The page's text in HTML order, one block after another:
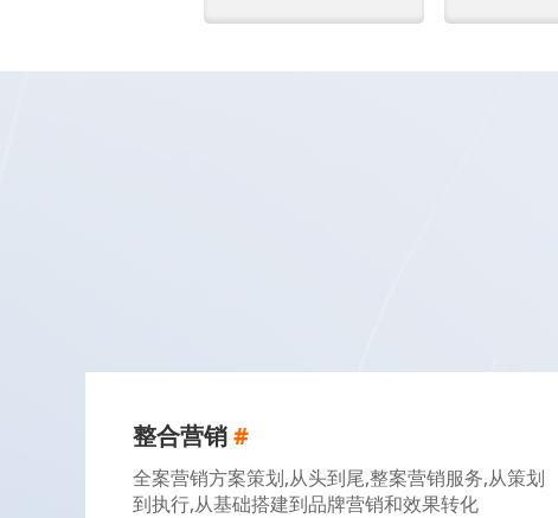
整合营销#
全案营销方案策划,从头到尾,整案营销服务,从策划
到执行,从基础搭建到品牌营销和效果转化